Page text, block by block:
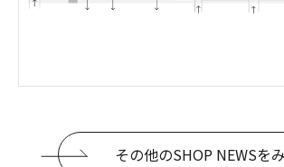
その他のSHOP NEWSを